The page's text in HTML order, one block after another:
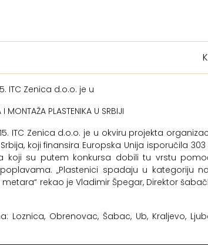
ITC Zenica d.o.o. je u
MONTAŽA PLASTENIKA U SRBIJI
ITC Zenica d.o.o. je u okviru projekta
koji finansira Europska Unija isporučila
koji su putem konkursa dobili tu vrstu
„Plastenici spadaju u kategoriju
rekao je Vladimir Špegar, Direktor
Loznica, Obrenovac, Šabac, Ub, Kraljevo,